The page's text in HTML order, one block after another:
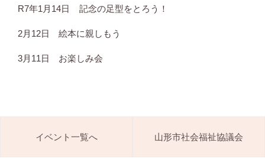
R7年1月14日 記念の足型をとろう！
2月12日 絵本に親しもう
3月11日 お楽しみ会
イベント一覧へ 山形市社会福祉協議会